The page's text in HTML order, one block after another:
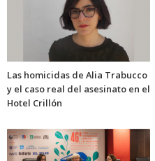
Las homicidas de Alia Trabucco
y el caso real del asesinato en el
Hotel Crillón